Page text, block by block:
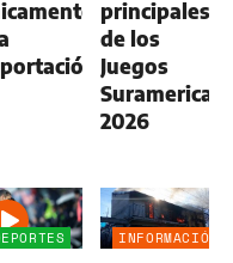
principales
de los
Juegos
2026
INFORMACIÓN